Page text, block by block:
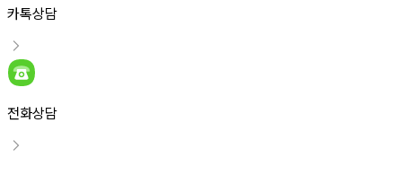
카톡상담
전화상담